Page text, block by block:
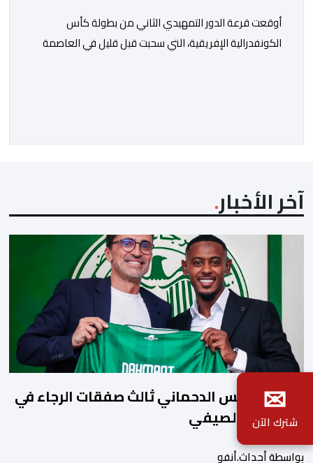
أوقعت قرعة الدور التمهيدي الثاني من بطولة كأس
الكونفدرالية الإفريقية، التي سحبت قبل قليل في العاصمة
واريورز النيجيري ونادي أوديب ممثل […]
آخر الأخبار
رسميا..يونس الدحماني ثالث صفقات الرجاء في
الميركاتو الصيفي
بواسطة أحداث.أنفو
✉
شترك الآن